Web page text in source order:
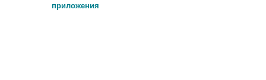
приложения